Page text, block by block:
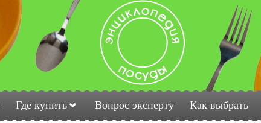
Где купить Вопрос эксперту Как выбрать